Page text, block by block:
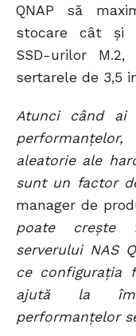
QNAP să
stocare cât și
SSD-urilor
sertarele de 3,5
Atunci când
aleatorie ale
sunt un factor
manager de
poate crește
serverului NAS
ce configurația
ajută la
performanțelor